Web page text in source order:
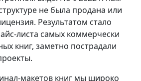
не была продана или
Результатом стало
листа самых коммерчески
книг, заметно пострадали
макетов книг мы широко